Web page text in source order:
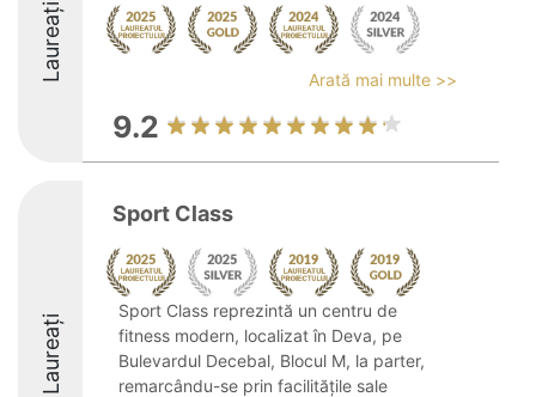
Laureați Arată mai multe >>
9.2
Laureați
Sport Class
Sport Class reprezintă un centru de
fitness modern, localizat în Deva, pe
Bulevardul Decebal, Blocul M, la parter,
remarcându-se prin facilitățile sale